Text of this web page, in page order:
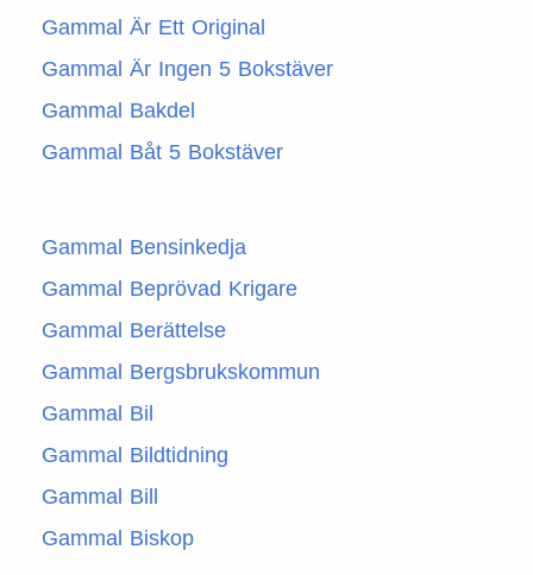
Gammal Är Ett Original
Gammal Är Ingen 5 Bokstäver
Gammal Bakdel
Gammal Båt 5 Bokstäver
Gammal Bensinkedja
Gammal Beprövad Krigare
Gammal Berättelse
Gammal Bergsbrukskommun
Gammal Bil
Gammal Bildtidning
Gammal Bill
Gammal Biskop